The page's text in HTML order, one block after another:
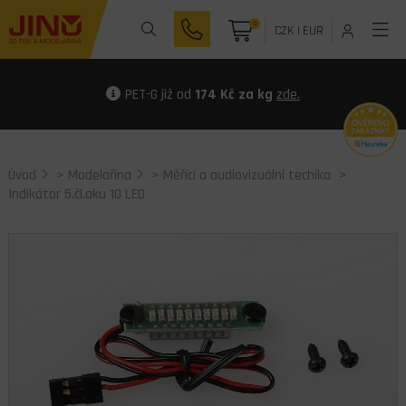
0 CZK| EUR
PET-G již od 174 Kč za kg zde.
Úvod > Modelařina > Měřící a audiovizuální techika >
Indikátor 5.čl.aku 10 LED